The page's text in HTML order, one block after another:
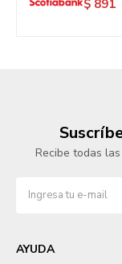
$ 891
Recibe todas
AYUDA